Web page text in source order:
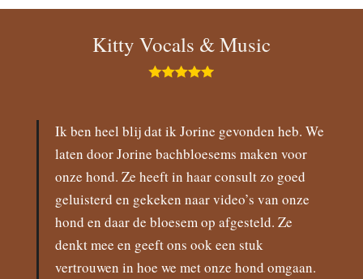
Kitty Vocals & Music
Ik ben heel blij dat ik Jorine gevonden heb. We
laten door Jorine bachbloesems maken voor
onze hond. Ze heeft in haar consult zo goed
geluisterd en gekeken naar video’s van onze
hond en daar de bloesem op afgesteld. Ze
denkt mee en geeft ons ook een stuk
vertrouwen in hoe we met onze hond omgaan.